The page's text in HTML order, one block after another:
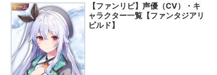
ゲーム
【ファンリビ】声優（CV）・キ
ャラクター一覧【ファンタジアリ
ビルド】